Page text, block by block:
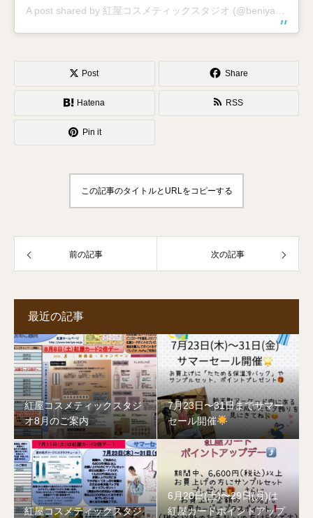
Post Share
Hatena RSS
Pin it
この記事のタイトルとURLをコピーする
前の記事 次の記事
最近の記事
紅屋コスメティックスタジ
オ8月のご案内
7月23日〜31日までサマー
セール開催
紅屋コスメティックスタジ
6月20日(土)〜29日(月)は
紅屋カードポイントアップ